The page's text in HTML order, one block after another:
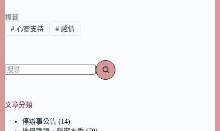
標籤
#心靈支持 #感情
文章分類
停辦事公告 (14)